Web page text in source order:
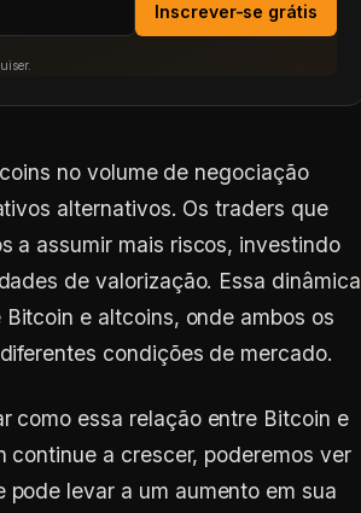
Inscrever-se grátis
no volume de negociação
alternativos. Os traders que
a assumir mais riscos, investindo
de valorização. Essa dinâmica
e altcoins, onde ambos os
condições de mercado.
como essa relação entre Bitcoin e
continue a crescer, poderemos ver
levar a um aumento em sua